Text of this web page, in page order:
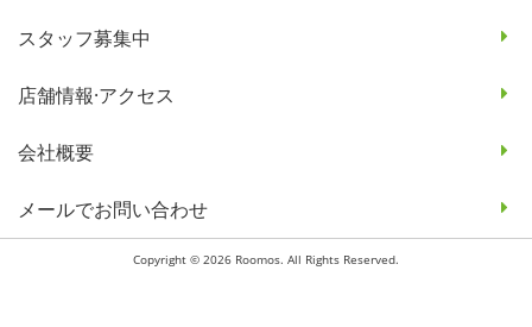
スタッフ募集中
店舗情報·アクセス
会社概要
メールでお問い合わせ
Copyright © 2026 Roomos. All Rights Reserved.